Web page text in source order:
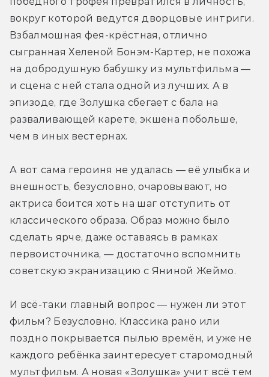
вокруг которой ведутся дворцовые интриги.
Взбалмошная фея-крёстная, отлично
сыгранная Хеленой Бонэм-Картер, не похожа
на добродушную бабушку из мультфильма —
и сцена с ней стала одной из лучших. А в
эпизоде, где Золушка сбегает с бала на
разваливающей карете, экшена побольше,
чем в иных вестернах.
А вот сама героиня не удалась — её улыбка и
внешность, безусловно, очаровывают, но
актриса боится хоть на шаг отступить от
классического образа. Образ можно было
сделать ярче, даже оставаясь в рамках
первоисточника, — достаточно вспомнить
советскую экранизацию с Яниной Жеймо.
И всё-таки главный вопрос — нужен ли этот
фильм? Безусловно. Классика рано или
поздно покрывается пылью времён, и уже не
каждого ребёнка заинтересует старомодный
мультфильм. А новая «Золушка» учит всё тем